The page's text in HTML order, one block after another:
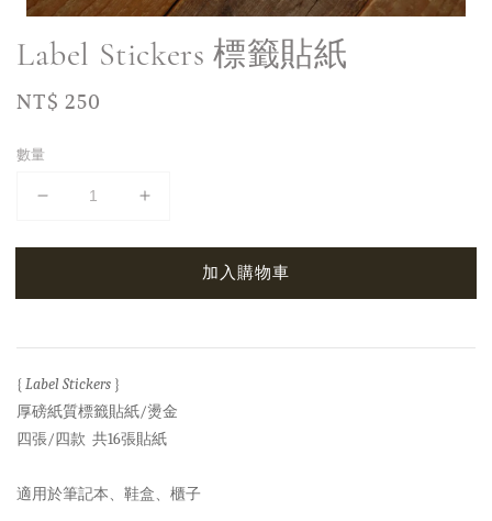
Label Stickers 標籤貼紙
Regular
NT$ 250
數量
加入購物車
{Label Stickers }
厚磅紙質標籤貼紙/燙金
四張/四款 共16張貼紙
適用於筆記本、鞋盒、櫃子